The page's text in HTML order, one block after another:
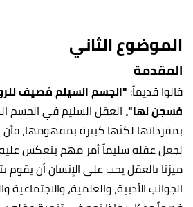
الموضوع الثاني
المقدمة
قالوا قديماً: "الجسم السيلم مَصيف
فسجن لها"،العقل السليم في الجسم
بمفرداتها لكنّها كبيرة بمفهومها،
لجعل عقله سليماً أمر مهم ينعكس عليه
ميزنا بالعقل يجب على الإنسان أن
الجوانب الأدبية، والعلمية، والاجتماعية